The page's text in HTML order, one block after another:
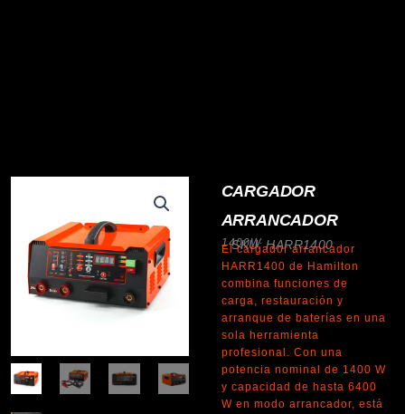
CARGADOR
ARRANCADOR
SKU: HARR1400
1400W
El cargador arrancador
HARR1400 de Hamilton
combina funciones de
carga, restauración y
arranque de baterías en una
sola herramienta
profesional. Con una
potencia nominal de 1400 W
y capacidad de hasta 6400
W en modo arrancador, está